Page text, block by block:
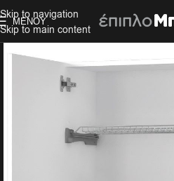
Skip to navigation
Skip to main content
ΜΕΝΟΎ